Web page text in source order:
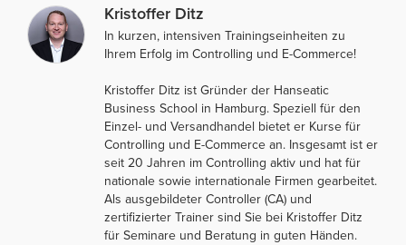
Kristoffer Ditz
In kurzen, intensiven Trainingseinheiten zu
Ihrem Erfolg im Controlling und E-Commerce!
Kristoffer Ditz ist Gründer der Hanseatic
Business School in Hamburg. Speziell für den
Einzel- und Versandhandel bietet er Kurse für
Controlling und E-Commerce an. Insgesamt ist er
seit 20 Jahren im Controlling aktiv und hat für
nationale sowie internationale Firmen gearbeitet.
Als ausgebildeter Controller (CA) und
zertifizierter Trainer sind Sie bei Kristoffer Ditz
für Seminare und Beratung in guten Händen.